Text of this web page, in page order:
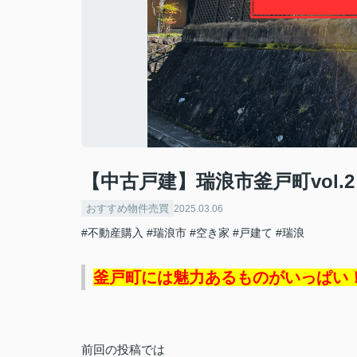
【中古戸建】瑞浪市釜戸町vol.2
おすすめ物件売買 2025.03.06
#不動産購入 #瑞浪市 #空き家 #戸建て #瑞浪
釜戸町には魅力あるものがいっぱい
前回の投稿では